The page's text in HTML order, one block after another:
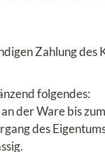
Zahlung des
folgendes:
der Ware bis
des